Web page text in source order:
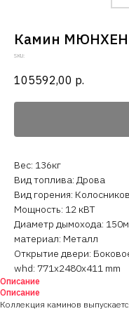
Камин
SKU:
105592,00 р.
Вес: 136кг
Вид топлива: Дрова
Вид горения:
Мощность: 12 кВТ
Диаметр дымохода:
материал: Металл
Открытие двери:
whd: 771x2480x411 mm
Описание
Описание
Коллекция каминов